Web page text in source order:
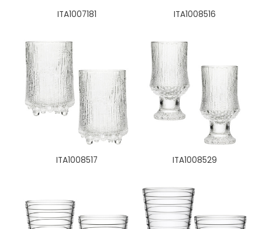
ITA1007181 ITA1008516
ITA1008517 ITA1008529